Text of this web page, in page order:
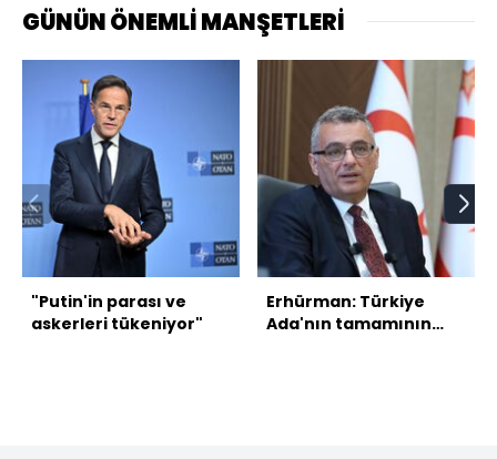
GÜNÜN ÖNEMLİ MANŞETLERİ
"Putin'in parası ve
askerleri tükeniyor"
Erhürman: Türkiye
Ada'nın tamamının